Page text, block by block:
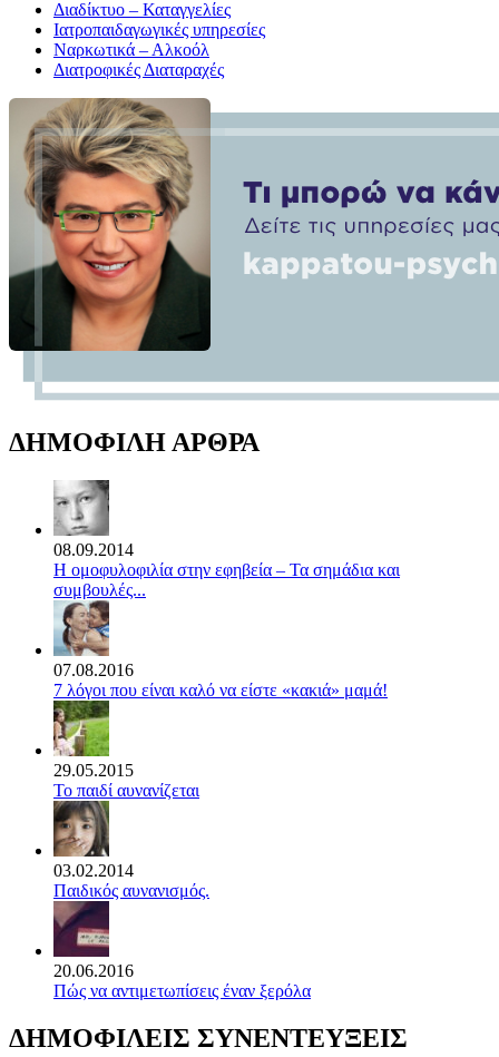
Διαδίκτυο – Καταγγελίες
Ιατροπαιδαγωγικές υπηρεσίες
Ναρκωτικά – Αλκοόλ
Διατροφικές Διαταραχές
ΔΗΜΟΦΙΛΗ ΑΡΘΡΑ
08.09.2014
Η ομοφυλοφιλία στην εφηβεία – Τα σημάδια και
συμβουλές...
07.08.2016
7 λόγοι που είναι καλό να είστε «κακιά» μαμά!
29.05.2015
Το παιδί αυνανίζεται
03.02.2014
Παιδικός αυνανισμός.
20.06.2016
Πώς να αντιμετωπίσεις έναν ξερόλα
ΔΗΜΟΦΙΛΕΙΣ ΣΥΝΕΝΤΕΥΞΕΙΣ